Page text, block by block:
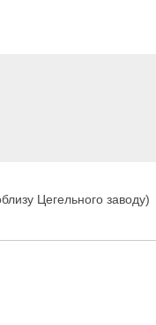
Цегельного заводу)